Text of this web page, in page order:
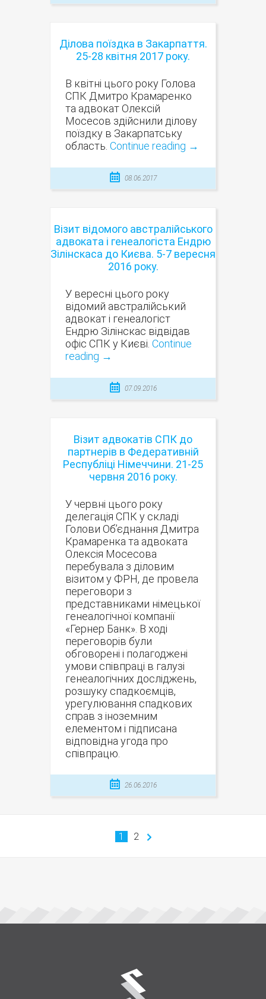
Ділова поїздка в Закарпаття.
25-28 квітня 2017 року.
В квітні цього року Голова
СПК Дмитро Крамаренко
та адвокат Олексій
Мосесов здійснили ділову
поїздку в Закарпатську
область. Continue reading →
08.06.2017
Візит відомого австралійського
адвоката і генеалогіста Ендрю
Зілінскаса до Києва. 5-7 вересня
2016 року.
У вересні цього року
відомий австралійський
адвокат і генеалогіст
Ендрю Зілінскас відвідав
офіс СПК у Києві. Continue
reading →
07.09.2016
Візит адвокатів СПК до
партнерів в Федеративній
Республіці Німеччини. 21-25
червня 2016 року.
У червні цього року
делегація СПК у складі
Голови Об’єднання Дмитра
Крамаренка та адвоката
Олексія Мосесова
перебувала з діловим
візитом у ФРН, де провела
переговори з
представниками німецької
генеалогічної компанії
«Гернер Банк». В ході
переговорів були
обговорені і полагоджені
умови співпраці в галузі
генеалогічних досліджень,
розшуку спадкоємців,
урегулювання спадкових
справ з іноземним
елементом і підписана
відповідна угода про
співпрацю.
26.06.2016
1 2